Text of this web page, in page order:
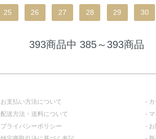
25 26 27 28 29 30
393商品中 385～393商品
お支払い方法について
配送方法・送料について
プライバシーポリシー